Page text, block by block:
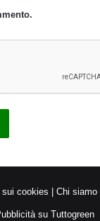
sui cookies Chi siamo|
su Tuttogreen